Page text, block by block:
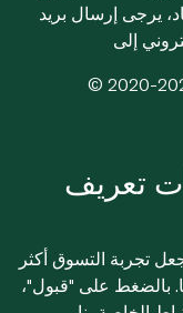
يرجى إرسال بريد
تعريف
تجربة التسوق أكثر
بالضغط على "قبول"،